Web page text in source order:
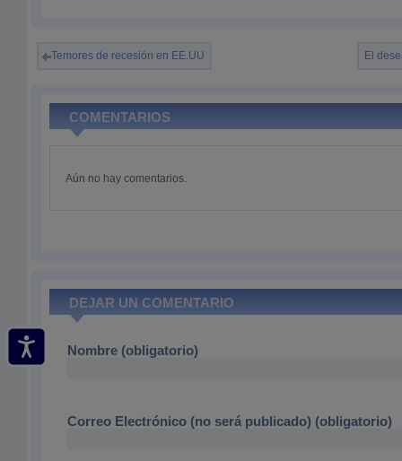
Temores de recesión en EE.UU El
COMENTARIOS
Aún no hay comentarios.
DEJAR UN COMENTARIO
Nombre (obligatorio)
Correo Electrónico (no será publicado) (obligatorio)